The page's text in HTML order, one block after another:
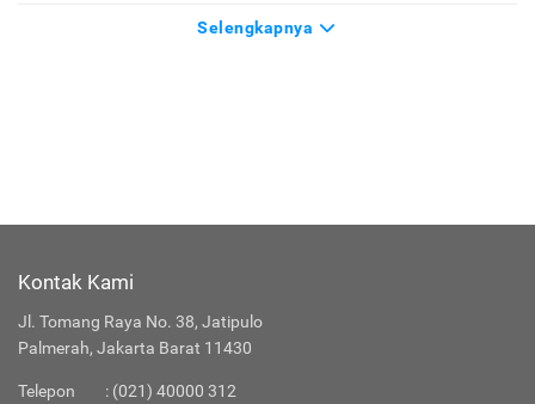
Selengkapnya
Kontak Kami
Jl. Tomang Raya No. 38, Jatipulo
Palmerah, Jakarta Barat 11430
Telepon
: (021) 40000 312